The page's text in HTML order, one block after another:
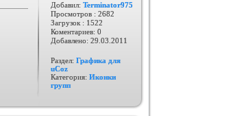
Добавил: Terminator975
Просмотров : 2682
Загрузок : 1522
Коментариев: 0
Добавлено: 29.03.2011
Раздел: Графика для
uCoz
Категория: Иконки
групп